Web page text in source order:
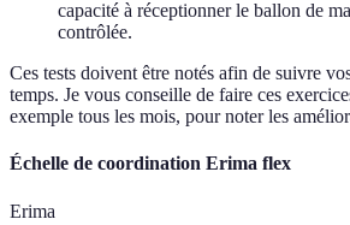
capacité à réceptionner le ballon de
contrôlée.
Ces tests doivent être notés afin de suivre
temps. Je vous conseille de faire ces
exemple tous les mois, pour noter les
Échelle de coordination Erima flex
Erima